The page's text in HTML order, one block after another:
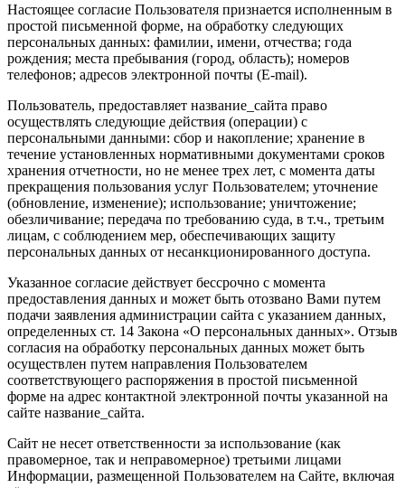
Настоящее согласие Пользователя признается исполненным в
простой письменной форме, на обработку следующих
персональных данных: фамилии, имени, отчества; года
рождения; места пребывания (город, область); номеров
телефонов; адресов электронной почты (E-mail).
Пользователь, предоставляет название_сайта право
осуществлять следующие действия (операции) с
персональными данными: сбор и накопление; хранение в
течение установленных нормативными документами сроков
хранения отчетности, но не менее трех лет, с момента даты
прекращения пользования услуг Пользователем; уточнение
(обновление, изменение); использование; уничтожение;
обезличивание; передача по требованию суда, в т.ч., третьим
лицам, с соблюдением мер, обеспечивающих защиту
персональных данных от несанкционированного доступа.
Указанное согласие действует бессрочно с момента
предоставления данных и может быть отозвано Вами путем
подачи заявления администрации сайта с указанием данных,
определенных ст. 14 Закона «О персональных данных». Отзыв
согласия на обработку персональных данных может быть
осуществлен путем направления Пользователем
соответствующего распоряжения в простой письменной
форме на адрес контактной электронной почты указанной на
сайте название_сайта.
Сайт не несет ответственности за использование (как
правомерное, так и неправомерное) третьими лицами
Информации, размещенной Пользователем на Сайте, включая